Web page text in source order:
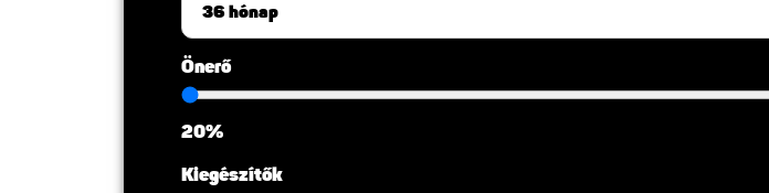
Önerő
20%
Kiegészítők